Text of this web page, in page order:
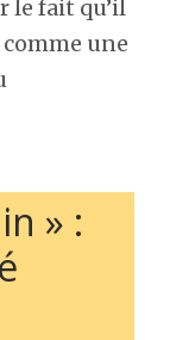
le fait qu’il
une
» :